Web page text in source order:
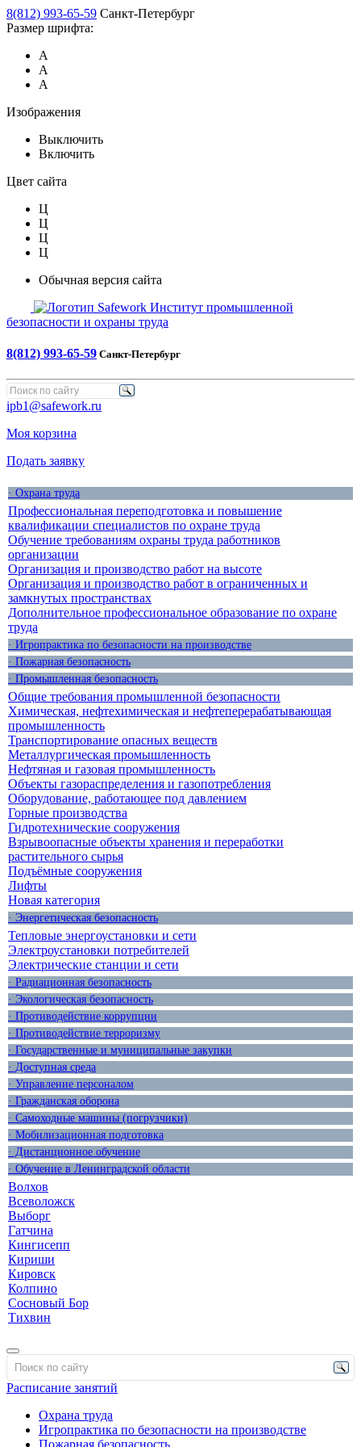
8(812) 993-65-59 Санкт-Петербург
Размер шрифта:
А
А
А
Изображения
Выключить
Включить
Цвет сайта
Ц
Ц
Ц
Ц
Обычная версия сайта
Safework Институт промышленной
безопасности и охраны труда
8(812) 993-65-59 Санкт-Петербург
ipb1@safework.ru
Моя корзина
Подать заявку
· Охрана труда
Профессиональная переподготовка и повышение
квалификации специалистов по охране труда
Обучение требованиям охраны труда работников
организации
Организация и производство работ на высоте
Организация и производство работ в ограниченных и
замкнутых пространствах
Дополнительное профессиональное образование по охране
труда
· Игропрактика по безопасности на производстве
· Пожарная безопасность
· Промышленная безопасность
Общие требования промышленной безопасности
Химическая, нефтехимическая и нефтеперерабатывающая
промышленность
Транспортирование опасных веществ
Металлургическая промышленность
Нефтяная и газовая промышленность
Объекты газораспределения и газопотребления
Оборудование, работающее под давлением
Горные производства
Гидротехнические сооружения
Взрывоопасные объекты хранения и переработки
растительного сырья
Подъёмные сооружения
Лифты
Новая категория
· Энергетическая безопасность
Тепловые энергоустановки и сети
Электроустановки потребителей
Электрические станции и сети
· Радиационная безопасность
· Экологическая безопасность
· Противодействие коррупции
· Противодействие терроризму
· Государственные и муниципальные закупки
· Доступная среда
· Управление персоналом
· Гражданская оборона
· Самоходные машины (погрузчики)
· Мобилизационная подготовка
· Дистанционное обучение
· Обучение в Ленинградской области
Волхов
Всеволожск
Выборг
Гатчина
Кингисепп
Кириши
Кировск
Колпино
Сосновый Бор
Тихвин
Расписание занятий
Охрана труда
Игропрактика по безопасности на производстве
Пожарная безопасность